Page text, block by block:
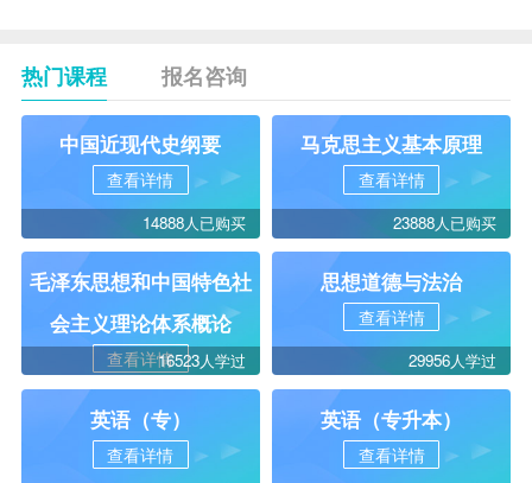
热门课程 报名咨询
中国近现代史纲要
查看详情
14888人已购买
马克思主义基本原理
查看详情
23888人已购买
毛泽东思想和中国特色社
会主义理论体系概论
查看详情16523人学过
思想道德与法治
查看详情
29956人学过
英语（专）
查看详情
英语（专升本）
查看详情